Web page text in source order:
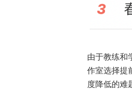
由于教练和
作室选择提
度降低的难